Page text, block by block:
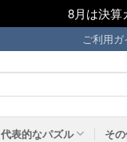
8月は決算
ご利用ガ
代表的なパズル そ